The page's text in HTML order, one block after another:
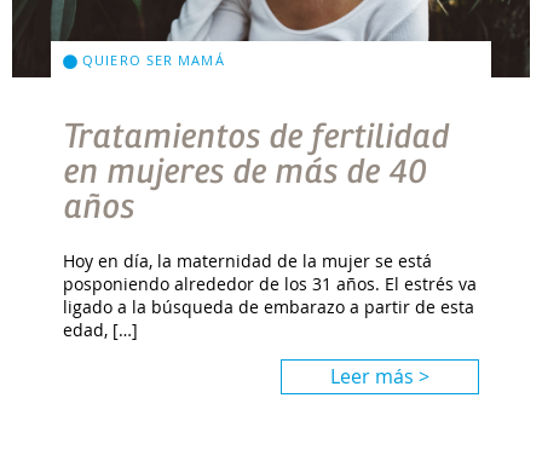
QUIERO SER MAMÁ
Tratamientos de fertilidad
en mujeres de más de 40
años
Hoy en día, la maternidad de la mujer se está
posponiendo alrededor de los 31 años. El estrés va
ligado a la búsqueda de embarazo a partir de esta
edad, […]
Leer más >